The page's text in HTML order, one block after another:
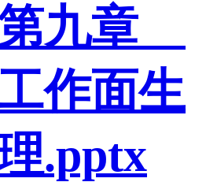
九章
作面生
.pptx